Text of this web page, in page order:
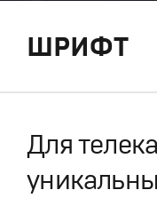
ШРИФТ
Для